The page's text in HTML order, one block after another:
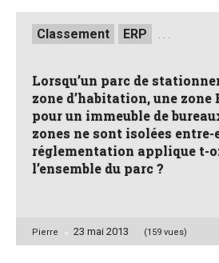
Posted
inClassement ERP . . .
Lorsqu’un parc de
zone d’habitation, une zone
pour un immeuble de
zones ne sont isolées
réglementation applique t-
l’ensemble du parc ?
Posted
Pierre 23 mai 2013 (159 vues)